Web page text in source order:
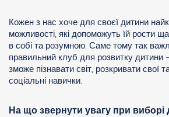
Кожен з нас хоче для своєї дитини
можливості, які допоможуть їй рости
в собі та розумною. Саме тому так
правильний клуб для розвитку дитини
зможе пізнавати світ, розкривати свої
соціальні навички.
На що звернути увагу при виборі